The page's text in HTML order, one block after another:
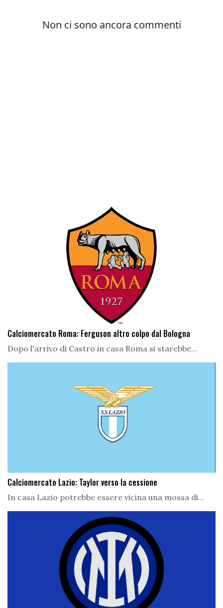
Calciomercato Roma: Ferguson altro colpo dal Bologna
Dopo l'arrivo di Castro in casa Roma si starebbe...
Calciomercato Lazio: Taylor verso la cessione
In casa Lazio potrebbe essere vicina una mossa di...